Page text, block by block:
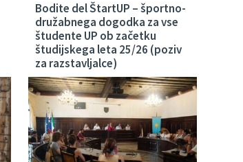
Bodite del ŠtartUP – športno-
družabnega dogodka za vse
študente UP ob začetku
študijskega leta 25/26 (poziv
za razstavljalce)